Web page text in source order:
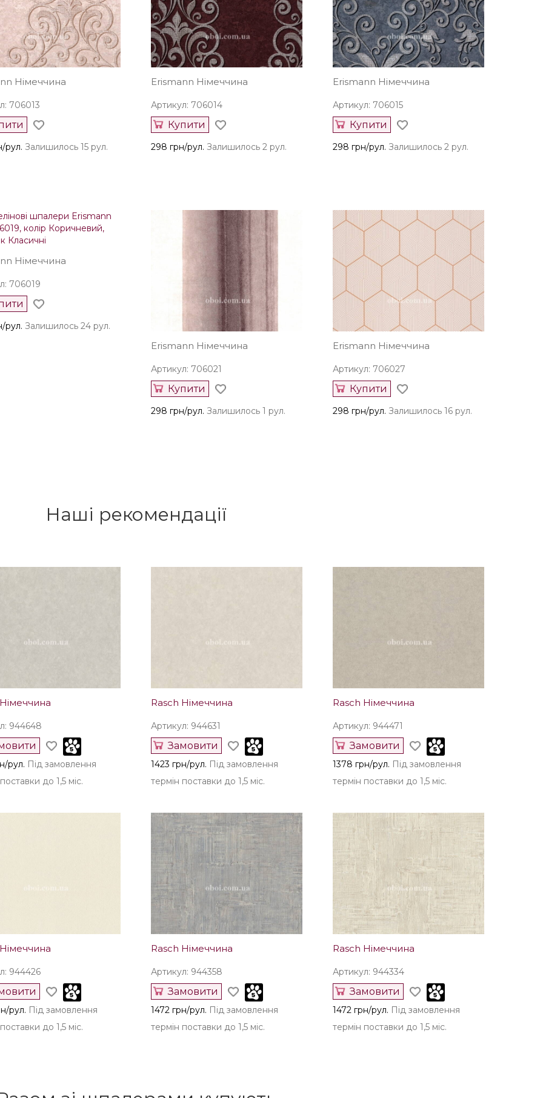
Німеччина
706013
рул. Залишилось 15 рул.
Erismann Німеччина
Артикул: 706014
Купити
298 грн/рул. Залишилось 2 рул.
Erismann Німеччина
Артикул: 706015
Купити
298 грн/рул. Залишилось 2 рул.
Німеччина
706019
рул. Залишилось 24 рул.
Erismann Німеччина
Артикул: 706021
Купити
298 грн/рул. Залишилось 1 рул.
Erismann Німеччина
Артикул: 706027
Купити
298 грн/рул. Залишилось 16 рул.
Наші рекомендації
944648
рул. Під замовлення
до 1,5 міс.
Rasch Німеччина
Артикул: 944631
Замовити
1423 грн/рул. Під замовлення
термін поставки до 1,5 міс.
Rasch Німеччина
Артикул: 944471
Замовити
1378 грн/рул. Під замовлення
термін поставки до 1,5 міс.
944426
рул. Під замовлення
до 1,5 міс.
Rasch Німеччина
Артикул: 944358
Замовити
1472 грн/рул. Під замовлення
термін поставки до 1,5 міс.
Rasch Німеччина
Артикул: 944334
Замовити
1472 грн/рул. Під замовлення
термін поставки до 1,5 міс.